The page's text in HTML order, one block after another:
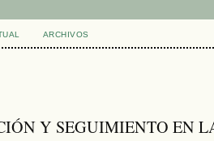
ARCHIVOS
Y SEGUIMIENTO EN